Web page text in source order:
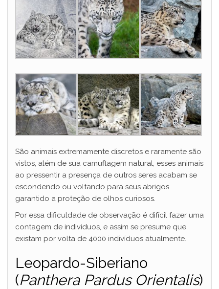
São animais extremamente discretos e raramente são
vistos, além de sua camuflagem natural, esses animais
ao pressentir a presença de outros seres acabam se
escondendo ou voltando para seus abrigos
garantido a proteção de olhos curiosos.
Por essa dificuldade de observação é difícil fazer uma
contagem de indivíduos, e assim se presume que
existam por volta de 4000 indivíduos atualmente.
Leopardo-Siberiano
(Panthera Pardus Orientalis)